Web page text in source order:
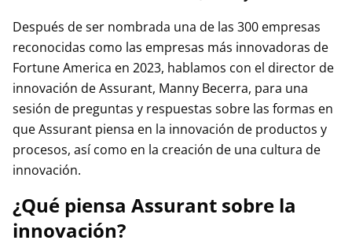
Después de ser nombrada una de las 300 empresas
reconocidas como las empresas más innovadoras de
Fortune America en 2023, hablamos con el director de
innovación de Assurant, Manny Becerra, para una
sesión de preguntas y respuestas sobre las formas en
que Assurant piensa en la innovación de productos y
procesos, así como en la creación de una cultura de
innovación.
¿Qué piensa Assurant sobre la
innovación?